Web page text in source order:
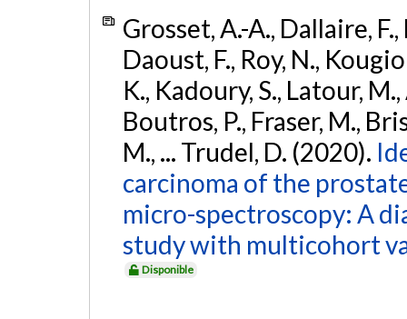
Grosset, A.-A., Dallaire,
Daoust, F., Roy, N.,
K., Kadoury, S., Latour,
Boutros, P., Fraser, M.,
M., ... Trudel, D. (2020).
carcinoma of the
micro-spectroscopy: A
study with multicohort
Disponible